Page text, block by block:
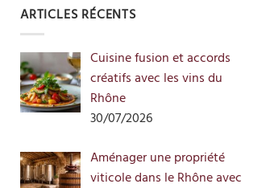
ARTICLES RÉCENTS
Cuisine fusion et accords
créatifs avec les vins du
Rhône
30/07/2026
Aménager une propriété
viticole dans le Rhône avec